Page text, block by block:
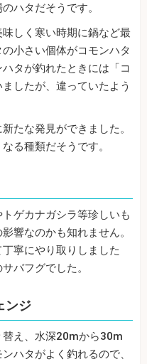
ハタだそうです。
しく寒い時期に鍋など最
小さい個体がコモンハタ
タが釣れたときには「コ
したが、違っていたよう
たな発見ができました。
る種類だそうです。
ゲカナガシラ等珍しいも
響なのかも知れません。
寧にやり取りしました
バフグでした。
ンジ
替え、水深20mから30m
ハタがよく釣れるので、